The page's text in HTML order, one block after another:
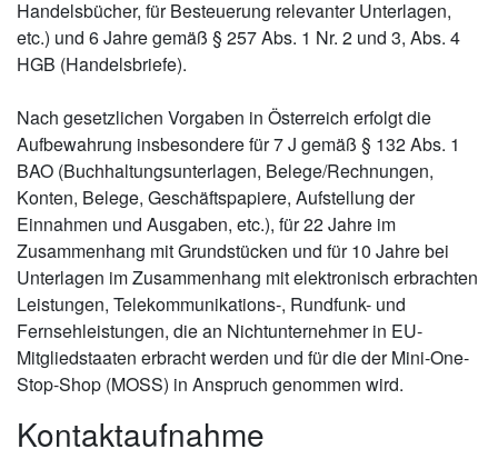
Handelsbücher, für Besteuerung relevanter Unterlagen,
etc.) und 6 Jahre gemäß § 257 Abs. 1 Nr. 2 und 3, Abs. 4
HGB (Handelsbriefe).
Nach gesetzlichen Vorgaben in Österreich erfolgt die
Aufbewahrung insbesondere für 7 J gemäß § 132 Abs. 1
BAO (Buchhaltungsunterlagen, Belege/Rechnungen,
Konten, Belege, Geschäftspapiere, Aufstellung der
Einnahmen und Ausgaben, etc.), für 22 Jahre im
Zusammenhang mit Grundstücken und für 10 Jahre bei
Unterlagen im Zusammenhang mit elektronisch erbrachten
Leistungen, Telekommunikations-, Rundfunk- und
Fernsehleistungen, die an Nichtunternehmer in EU-
Mitgliedstaaten erbracht werden und für die der Mini-One-
Stop-Shop (MOSS) in Anspruch genommen wird.
Kontaktaufnahme